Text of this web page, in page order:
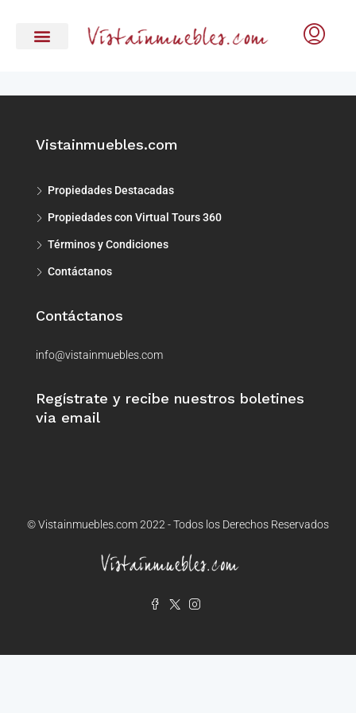
Vistainmuebles.com
Propiedades Destacadas
Propiedades con Virtual Tours 360
Términos y Condiciones
Contáctanos
Contáctanos
info@vistainmuebles.com
Regístrate y recibe nuestros boletines
via email
© Vistainmuebles.com 2022 - Todos los Derechos Reservados